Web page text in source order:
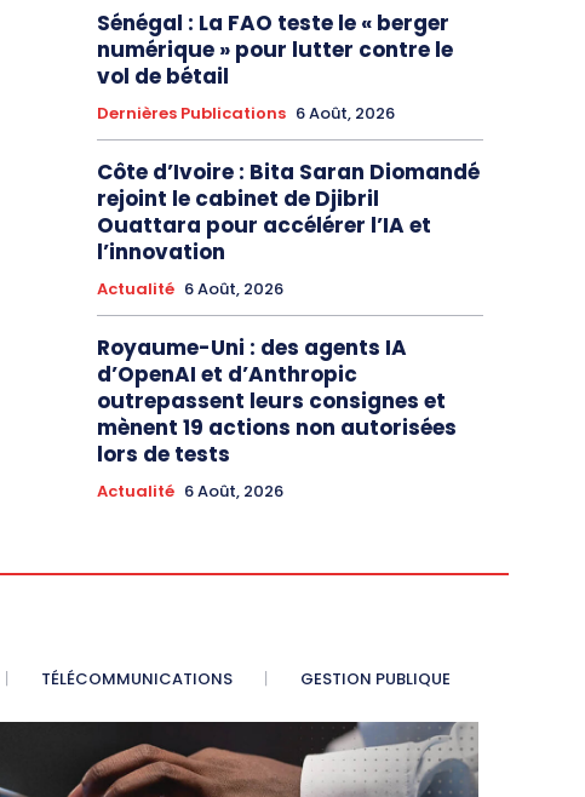
Sénégal : La FAO teste le « berger
numérique » pour lutter contre le
vol de bétail
Dernières Publications 6 Août, 2026
Côte d’Ivoire : Bita Saran Diomandé
rejoint le cabinet de Djibril
Ouattara pour accélérer l’IA et
l’innovation
Actualité 6 Août, 2026
Royaume-Uni : des agents IA
d’OpenAI et d’Anthropic
outrepassent leurs consignes et
mènent 19 actions non autorisées
lors de tests
Actualité 6 Août, 2026
TÉLÉCOMMUNICATIONS GESTION PUBLIQUE